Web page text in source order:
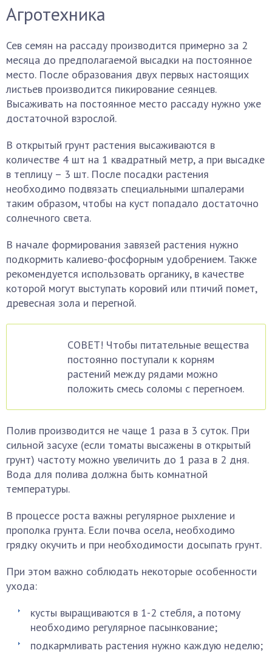
Агротехника
Сев семян на рассаду производится примерно за 2
месяца до предполагаемой высадки на постоянное
место. После образования двух первых настоящих
листьев производится пикирование сеянцев.
Высаживать на постоянное место рассаду нужно уже
достаточной взрослой.
В открытый грунт растения высаживаются в
количестве 4 шт на 1 квадратный метр, а при высадке
в теплицу – 3 шт. После посадки растения
необходимо подвязать специальными шпалерами
таким образом, чтобы на куст попадало достаточно
солнечного света.
В начале формирования завязей растения нужно
подкормить калиево-фосфорным удобрением. Также
рекомендуется использовать органику, в качестве
которой могут выступать коровий или птичий помет,
древесная зола и перегной.
СОВЕТ! Чтобы питательные вещества
постоянно поступали к корням
растений между рядами можно
положить смесь соломы с перегноем.
Полив производится не чаще 1 раза в 3 суток. При
сильной засухе (если томаты высажены в открытый
грунт) частоту можно увеличить до 1 раза в 2 дня.
Вода для полива должна быть комнатной
температуры.
В процессе роста важны регулярное рыхление и
прополка грунта. Если почва осела, необходимо
грядку окучить и при необходимости досыпать грунт.
При этом важно соблюдать некоторые особенности
ухода:
кусты выращиваются в 1-2 стебля, а потому
необходимо регулярное пасынкование;
подкармливать растения нужно каждую неделю;